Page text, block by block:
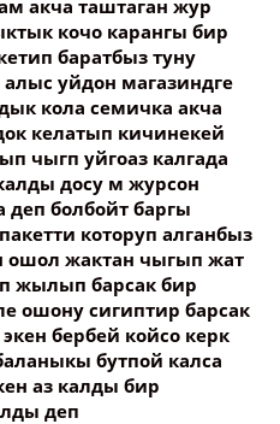
акча таштаган жур
кочо карангы бир
баратбыз туну
уйдон магазиндге
кола семичка акча
келатып кичинекей
чыгп уйгоаз калгада
досу м журсон
болбойт баргы
которуп алганбыз
ошол жактан чыгып жат
жылып барсак бир
ошону сигиптир барсак
бербей койсо керк
бутпой калса
аз калды бир
деп